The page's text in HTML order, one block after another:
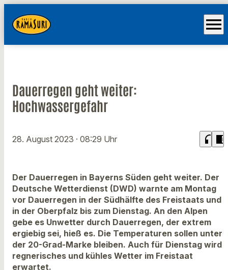
menu
Dauerregen geht weiter:
Hochwassergefahr
28. August 2023 · 08:29 Uhr headphones chrome_reader_mode
Der Dauerregen in Bayerns Süden geht weiter. Der
Deutsche Wetterdienst (DWD) warnte am Montag
vor Dauerregen in der Südhälfte des Freistaats und
in der Oberpfalz bis zum Dienstag. An den Alpen
gebe es Unwetter durch Dauerregen, der extrem
ergiebig sei, hieß es. Die Temperaturen sollen unter
der 20-Grad-Marke bleiben. Auch für Dienstag wird
regnerisches und kühles Wetter im Freistaat
erwartet.